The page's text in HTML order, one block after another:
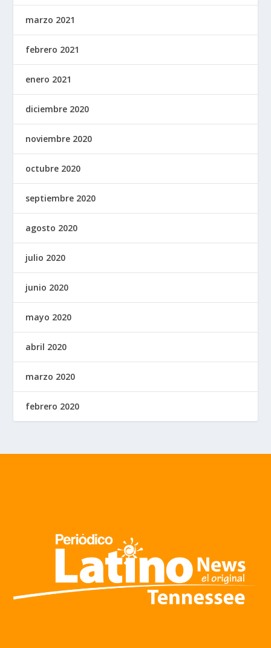
marzo 2021
febrero 2021
enero 2021
diciembre 2020
noviembre 2020
octubre 2020
septiembre 2020
agosto 2020
julio 2020
junio 2020
mayo 2020
abril 2020
marzo 2020
febrero 2020